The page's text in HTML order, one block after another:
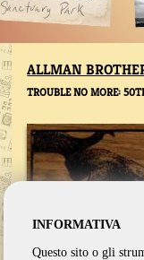
ALLMAN
TROUBLE NO MORE:
INFORMATIVA
Questo sito o gli